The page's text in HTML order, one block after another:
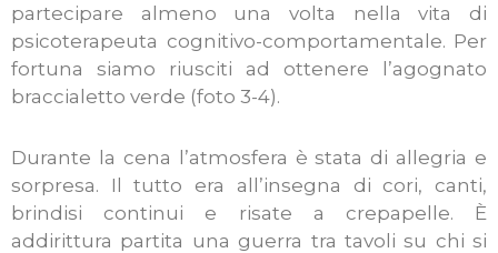
partecipare almeno una volta nella vita di
psicoterapeuta cognitivo-comportamentale. Per
fortuna siamo riusciti ad ottenere l’agognato
braccialetto verde (foto 3-4).
Durante la cena l’atmosfera è stata di allegria e
sorpresa. Il tutto era all’insegna di cori, canti,
brindisi continui e risate a crepapelle. È
addirittura partita una guerra tra tavoli su chi si